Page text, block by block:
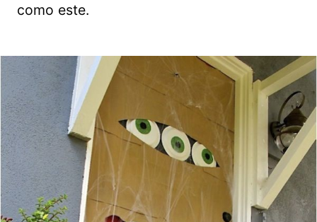
como este.